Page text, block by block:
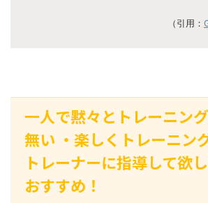
（引用：
一人で黙々とトレーニン
無い ・楽しくトレーニン
トレーナーに指導して欲
おすすめ！